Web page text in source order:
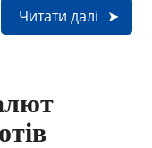
Читати далі